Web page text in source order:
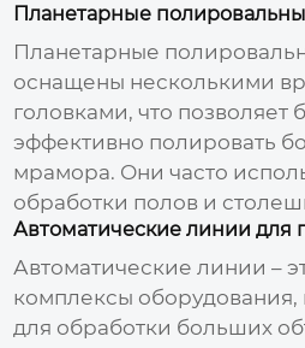
Планетарные
Планетарные
оснащены несколькими
головками, что позволяет
эффективно полировать
мрамора. Они часто
обработки полов и
Автоматические линии для
Автоматические линии –
комплексы
для обработки больших